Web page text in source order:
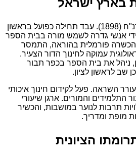
בארץ ישראל
ויתקין עלה לארץ בשנת תרנ"ח (1898). עבד תחילה כפועל בראשון
ידי אנשי גדרה לשמש מורה בבית הספר
פורמלית בהוראה, התמסר
עמוקה לחינוך הדור הצעיר.
ניהל את בית הספר בכפר תבור
שב לראשון לציון.
השראה. פעל לקידום חינוך איכותי
התלמידים והמורים. ארגן שיעורי
תרבות לנוער במושבות, והכשיר
מופת ומדריך.
הציונית